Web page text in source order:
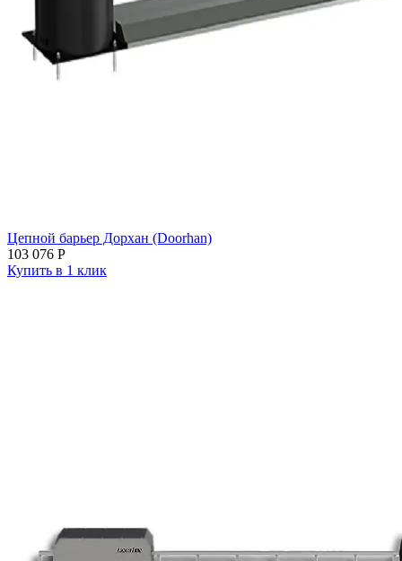
Цепной барьер Дорхан (Doorhan)
103 076 Р
Купить в 1 клик